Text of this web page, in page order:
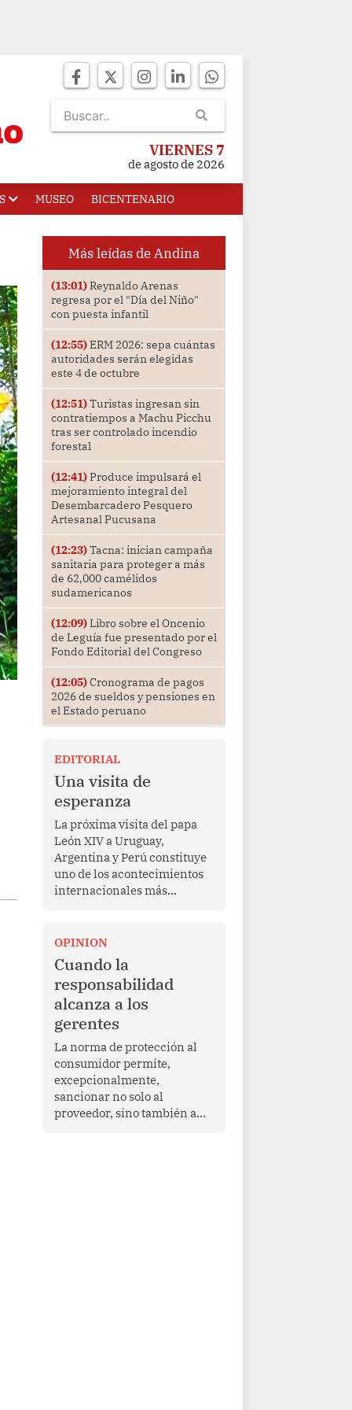
VIERNES 7
de agosto de 2026
MUSEO BICENTENARIO
Más leídas de Andina
(13:01)Reynaldo Arenas
regresa por el "Día del Niño"
con puesta infantil
(12:55)ERM 2026: sepa cuántas
autoridades serán elegidas
este 4 de octubre
(12:51)Turistas ingresan sin
contratiempos a Machu Picchu
tras ser controlado incendio
forestal
(12:41)Produce impulsará el
mejoramiento integral del
Desembarcadero Pesquero
Artesanal Pucusana
(12:23)Tacna: inician campaña
sanitaria para proteger a más
de 62,000 camélidos
sudamericanos
(12:09)Libro sobre el Oncenio
de Leguía fue presentado por el
Fondo Editorial del Congreso
(12:05)Cronograma de pagos
2026 de sueldos y pensiones en
el Estado peruano
EDITORIAL
Una visita de
esperanza
La próxima visita del papa
León XIV a Uruguay,
Argentina y Perú constituye
uno de los acontecimientos
internacionales más
Más allá de su dimensión
religiosa, esta gira
representa una oportunidad
para reafirmar el valor del
diálogo, fortalecer los
vínculos entre los pueblos y
proyectar una imagen de
cooperación en una región
que enfrenta desafíos en
materia de desarrollo,
cohesión social y
gobernabilidad.
OPINION
Cuando la
responsabilidad
alcanza a los
gerentes
La norma de protección al
consumidor permite,
excepcionalmente,
sancionar no solo al
proveedor, sino también a